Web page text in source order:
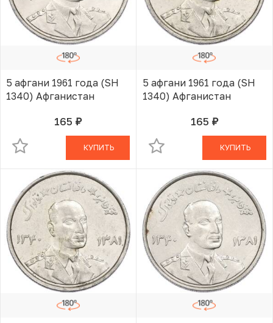
5 афгани 1961 года (SH
1340) Афганистан
165 руб.В КОРЗИНЕ
КУПИТЬ
5 афгани 1961 года (SH
1340) Афганистан
165 руб.В КОРЗИНЕ
КУПИТЬ